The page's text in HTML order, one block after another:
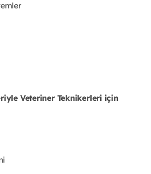
Veteriner Teknikerleri için